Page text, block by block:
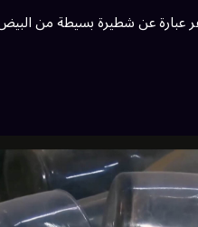
عن شطيرة بسيطة من